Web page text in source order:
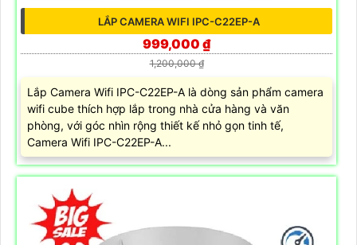
LẮP CAMERA WIFI IPC-C22EP-A
999,000 ₫
1,200,000 ₫
Lắp Camera Wifi IPC-C22EP-A là dòng sản phẩm camera
wifi cube thích hợp lắp trong nhà cửa hàng và văn
phòng, với góc nhìn rộng thiết kế nhỏ gọn tinh tế,
Camera Wifi IPC-C22EP-A...